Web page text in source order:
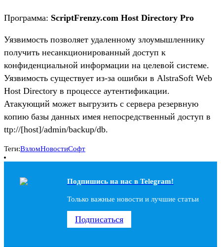
Программа: ScriptFrenzy.com Host Directory Pro
Уязвимость позволяет удаленному злоумышленнику
получить несанкционированный доступ к
конфиденциальной информации на целевой системе.
Уязвимость существует из-за ошибки в AlstraSoft Web
Host Directory в процессе аутентификации.
Атакующий может выгрузить с сервера резервную
копию базы данных имея непосредственный доступ в
ttp://[host]/admin/backup/db.
Теги:ВзломНовостиСофт
Подпишись на наc в Telegram!
Только важные новости и лучшие статьи
Подписаться